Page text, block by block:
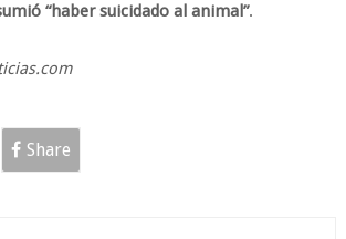
“haber suicidado al animal”.
Share